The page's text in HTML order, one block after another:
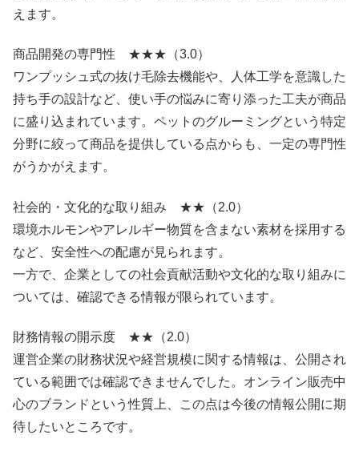
えます。
商品開発の専門性 ★★★（3.0）
ワンプッシュ式の抜け毛除去機能や、人体工学を意識した
持ち手の設計など、使い手の悩みに寄り添った工夫が商品
に盛り込まれています。ペットのグルーミングという特定
分野に絞って商品を提供している点からも、一定の専門性
がうかがえます。
社会的・文化的な取り組み ★★（2.0）
環境ホルモンやアレルギー物質を含まない素材を採用する
など、安全性への配慮が見られます。
一方で、企業としての社会貢献活動や文化的な取り組みに
ついては、確認できる情報が限られています。
財務情報の開示度 ★★（2.0）
運営企業の財務状況や経営規模に関する情報は、公開され
ている範囲では確認できませんでした。オンライン販売中
心のブランドという性質上、この点は今後の情報公開に期
待したいところです。